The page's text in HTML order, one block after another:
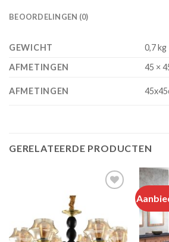
BEOORDELINGEN (0)
GEWICHT
0,7 kg
AFMETINGEN
45 ×
AFMETINGEN
GERELATEERDE PRODUCTEN
Add to
wishlist